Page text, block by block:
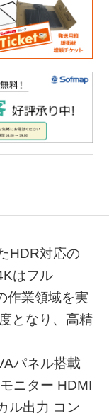
HDR対応の
はフル
作業領域を実
となり、高精
パネル搭載
ニター HDMI
ル出力 コン